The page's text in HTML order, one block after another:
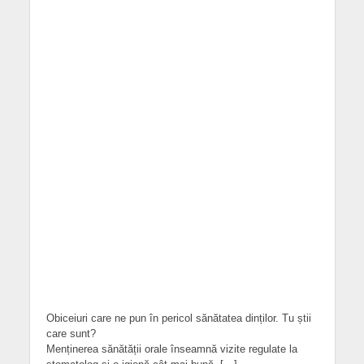
Obiceiuri care ne pun în pericol sănătatea dinților. Tu știi
care sunt?
Menținerea sănătății orale înseamnă vizite regulate la